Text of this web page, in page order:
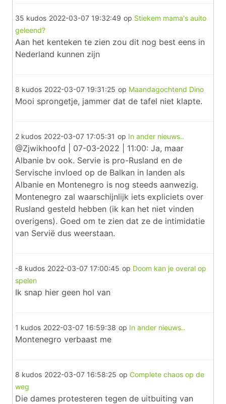
35 kudos 2022-03-07 19:32:49 op Stiekem mama's auito
geleend?
Aan het kenteken te zien zou dit nog best eens in
Nederland kunnen zijn
8 kudos 2022-03-07 19:31:25 op Maandagochtend Dino
Mooi sprongetje, jammer dat de tafel niet klapte.
2 kudos 2022-03-07 17:05:31 op In ander nieuws..
@Zjwikhoofd | 07-03-2022 | 11:00: Ja, maar
Albanie bv ook. Servie is pro-Rusland en de
Servische invloed op de Balkan in landen als
Albanie en Montenegro is nog steeds aanwezig.
Montenegro zal waarschijnlijk iets expliciets over
Rusland gesteld hebben (ik kan het niet vinden
overigens). Goed om te zien dat ze de intimidatie
van Servië dus weerstaan.
-8 kudos 2022-03-07 17:00:45 op Doom kan je overal op
spelen
Ik snap hier geen hol van
1 kudos 2022-03-07 16:59:38 op In ander nieuws..
Montenegro verbaast me
8 kudos 2022-03-07 16:58:25 op Complete chaos op de
weg
Die dames protesteren tegen de uitbuiting van